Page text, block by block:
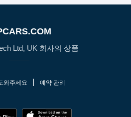
Ltd, UK 회사의 상품
와주세요 예약 관리